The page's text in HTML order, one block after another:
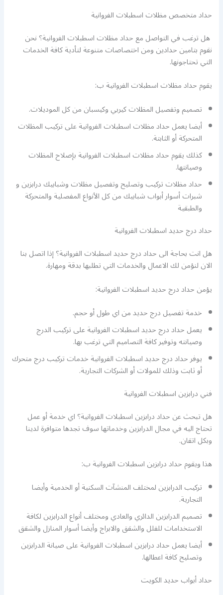
حداد متخصص مظلات اسطبلات الفروانية
هل ترغب في التواصل مع حداد مظلات اسطبلات الفروانية؟ نحن
نقوم بتامين حدادين ومن اختصاصات متنوعة لتأدية كافة الخدمات
التي تحتاجونها.
يقوم حداد مظلات اسطبلات الفروانية ب:
تصميم وتفصيل المظلات كيربي وكيسبان من كل الموديلات.
أيضا يعمل حداد مظلات اسطبلات الفروانية على تركيب المظلات
المتحركة أو الثابتة.
كذلك يقوم حداد مظلات اسطبلات الفروانية بإصلاح المظلات
وصيانتها.
حداد مظلات تركيب وتصليح وتفصيل مظلات وشبابيك درابزين و
شبرات أسوار أبواب شبابيك من كل الأنواع المفصلية والمتحركة
والطبقية
حداد درج حديد اسطبلات الفروانية
هل انت بحاجة الى حداد درج حديد اسطبلات الفروانية؟ إذا اتصل بنا
الان لنؤمن لك الاعمال والخدمات التي تطلبها بدقة ومهارة.
يؤمن حداد درج حديد اسطبلات الفروانية:
خدمة تفصيل درج حديد من اي طول أو حجم.
يعمل حداد درج حديد اسطبلات الفروانية على تركيب الدرج
وصيانته وتوفير كافة التصاميم التي ترغب بها.
يوفر حداد درج حديد اسطبلات الفروانية خدمات تركيب درج متحرك
أو ثابت وذلك للمولات أو الشركات التجارية.
فني درابزين اسطبلات الفروانية
هل تبحث عن حداد درابزين اسطبلات الفروانية؟ اي خدمة أو عمل
تحتاج اليه في مجال الدرابزين وخدماتها سوف تجدها متوافرة لدينا
وبكل اتقان.
هذا ويقوم حداد درابزين اسطبلات الفروانية ب:
تركيب الدرابزين لمختلف المنشآت السكنية أو الخدمية وأيضا
التجارية.
تصميم الدرابزين الدائري والعادي ومختلف أنواع الدرابزين لكافة
الاستخدامات للفلل والشقق والابراج وأيضا أسوار المنازل والشقق
أيضا يعمل حداد درابزين اسطبلات الفروانية على صيانة الدرابزين
وتصليح كافة اعطالها.
حداد أبواب حديد الكويت